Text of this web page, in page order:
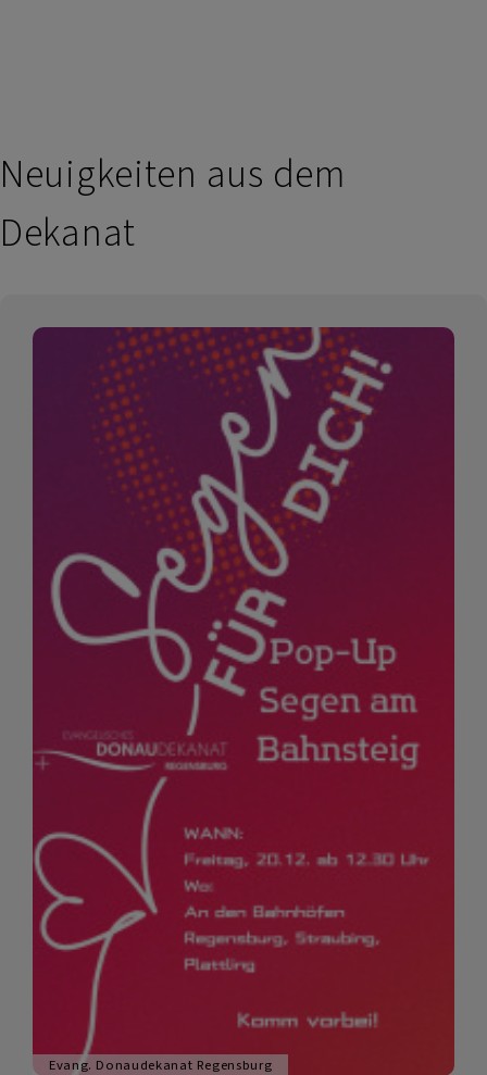
Neuigkeiten aus dem
Dekanat
Evang. Donaudekanat Regensburg